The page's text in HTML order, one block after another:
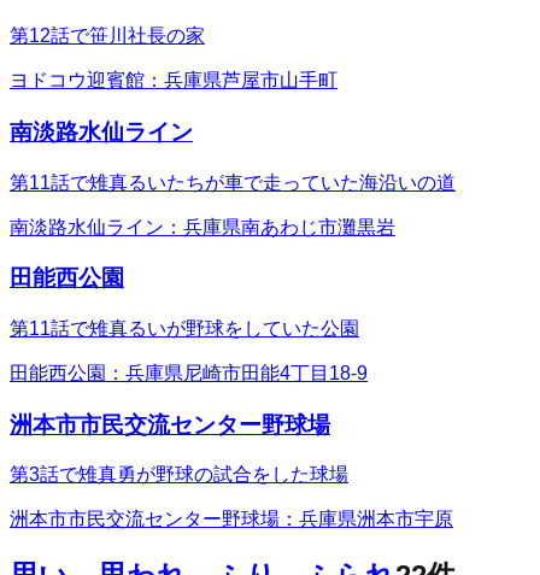
第12話で笹川社長の家
ヨドコウ迎賓館：兵庫県芦屋市山手町
南淡路水仙ライン
第11話で雉真るいたちが車で走っていた海沿いの道
南淡路水仙ライン：兵庫県南あわじ市灘黒岩
田能西公園
第11話で雉真るいが野球をしていた公園
田能西公園：兵庫県尼崎市田能4丁目18-9
洲本市市民交流センター野球場
第3話で雉真勇が野球の試合をした球場
洲本市市民交流センター野球場：兵庫県洲本市宇原